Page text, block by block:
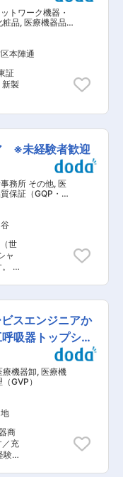
の作
役
い
報
・
新の
リア
ー
を
って
量
ど
ュー
超
ショ
疾
いま
トワーク機器・
粧品, 医療機器品
・QMS） 医
）
本陣通
証
新製
てい
な
と
び
※取
な
学
担
ー
でい
業務
で
構築
もの
で
ー
とし
す。
拡
自
売
す。
を
※未経験者歓迎
務所 その他, 医
保証（GQP・
理（GVP）
世
・
テ
プ
含
等）
ー、
の
ウェ
トに
格
メ
・
半
後
証受
3年
案件
スエンジニアか
吸器トップシェ
療機器卸, 医療機
GVP）
商
／充
や